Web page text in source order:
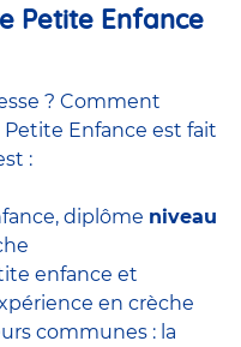
Petite Enfance
? Comment
Petite Enfance est fait
:
diplôme niveau
enfance et
en crèche
communes : la